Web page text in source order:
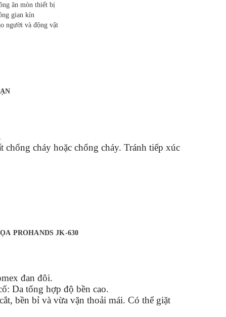
ăn mòn thiết bị
gian kín
người và động vật
chống cháy hoặc chống cháy. Tránh tiếp xúc
PROHANDS JK-630
đan đôi.
Da tổng hợp độ bền cao.
bền bỉ và vừa vặn thoải mái. Có thể giặt